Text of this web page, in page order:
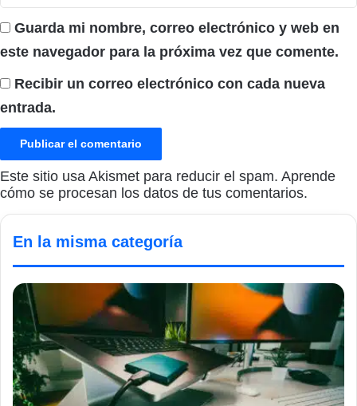
Guarda mi nombre, correo electrónico y web en
este navegador para la próxima vez que comente.
Recibir un correo electrónico con cada nueva
entrada.
Este sitio usa Akismet para reducir el spam. Aprende
cómo se procesan los datos de tus comentarios.
En la misma categoría